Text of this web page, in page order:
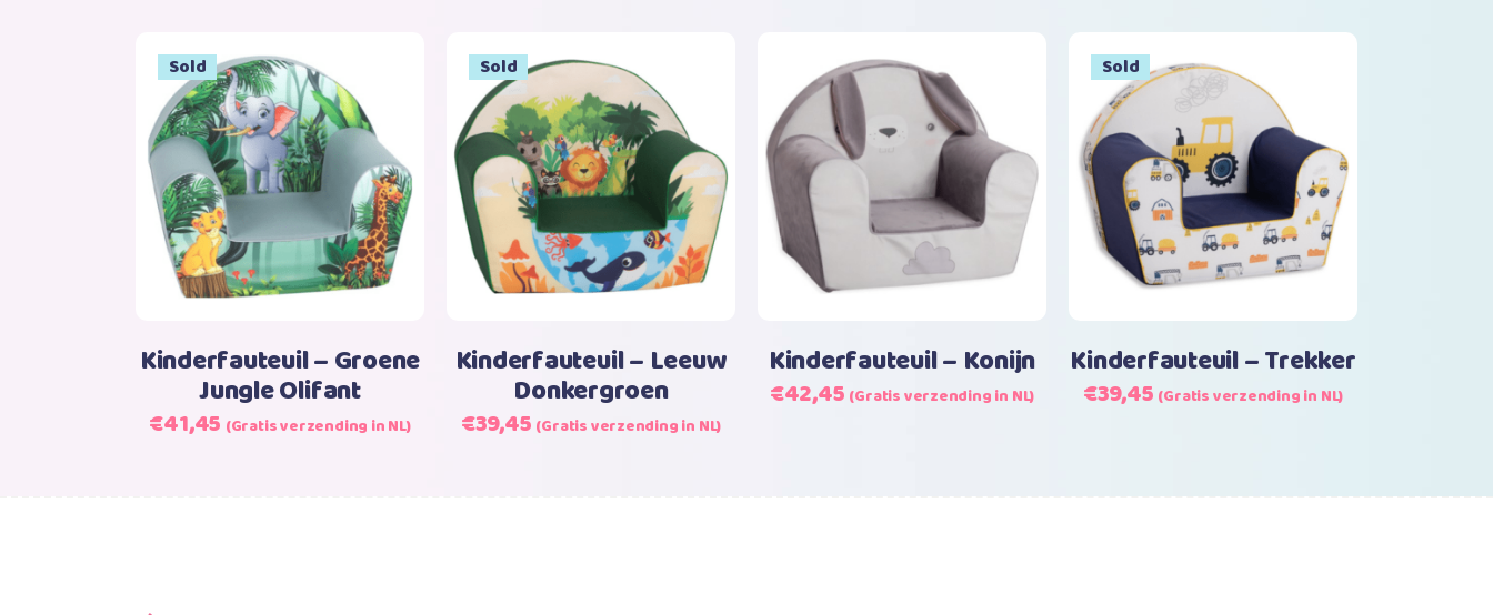
Sold
Lees verder
Kinderfauteuil – Groene
Jungle Olifant
Oorspronkelijke
€41,45Huidige
(Gratis verzending in NL)
Sold
Lees verder
Kinderfauteuil – Leeuw
Donkergroen
Oorspronkelijke
€39,45Huidige
(Gratis verzending in NL)
Toevoegen aan winkelwagen
Kinderfauteuil – Konijn
Oorspronkelijke
€42,45Huidige
(Gratis verzending in NL)
Sold
Lees verder
Kinderfauteuil – Trekker
Oorspronkelijke
€39,45Huidige
(Gratis verzending in NL)